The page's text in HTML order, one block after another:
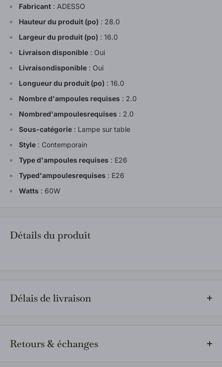
Fabricant : ADESSO
Hauteur du produit (po) : 28.0
Largeur du produit (po) : 16.0
Livraison disponible : Oui
Livraisondisponible : Oui
Longueur du produit (po) : 16.0
Nombre d'ampoules requises : 2.0
Nombred'ampoulesrequises : 2.0
Sous-catégorie : Lampe sur table
Style : Contemporain
Type d'ampoules requises : E26
Typed'ampoulesrequises : E26
Watts : 60W
Détails du produit
Délais de livraison
commandons auprès du fournisseur et vous communiquerons
Retours & échanges